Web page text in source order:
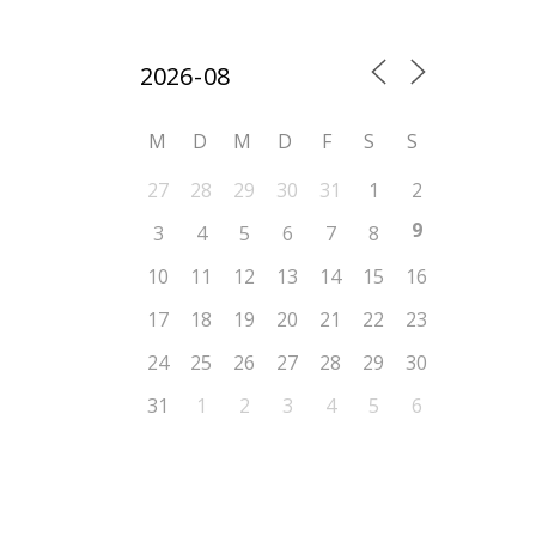
M D M D F S
S
27
28 29 30 31 1
2
3
4 5 6 7 8
9
10
11 12 13 14 15
16
17
18 19 20 21 22
23
24
25 26 27 28 29
30
31
1 2 3 4 5 6